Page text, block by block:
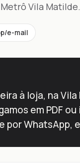
Vila Matilde.
e-mail
à loja, na
em PDF ou
WhatsApp,